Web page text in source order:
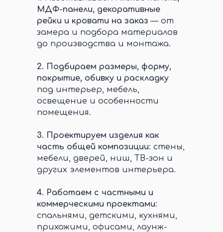
МДФ-панели, декоративные
рейки и кровати на заказ — от
замера и подбора материалов
до производства и монтажа.
2. Подбираем размеры, форму,
покрытие, обивку и раскладку
под интерьер, мебель,
освещение и особенности
помещения.
3. Проектируем изделия как
часть общей композиции: стены,
мебели, дверей, ниш, ТВ-зон и
других элементов интерьера.
4. Работаем с частными и
коммерческими проектами:
спальнями, детскими, кухнями,
прихожими, офисами, лаунж-